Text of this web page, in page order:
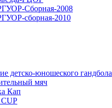
Сборная-2008
сборная-2010
детско-юношеского гандбола
мяч
Кап